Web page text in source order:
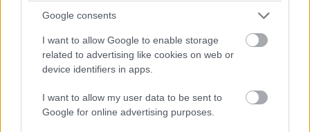
Google consents
I want to allow Google to enable storage
related to advertising like cookies on web or
device identifiers in apps.
I want to allow my user data to be sent to
Google for online advertising purposes.
DIÉTA & FOGYÁS
Fehérjedús reggelik
az izmaid már reggel!